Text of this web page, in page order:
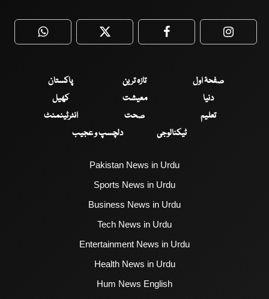
WhatsApp Twitter Facebook
صفحۂ اول تازہ ترین
پاکستان
دنیا
معیشت
کھیل
تعلیم
صحت
انٹرٹینمنٹ
ٹیکنالوجی
دلچسپ و عجیب
Pakistan News in Urdu
Sports News in Urdu
Business News in Urdu
Tech News in Urdu
Entertainment News in Urdu
Health News in Urdu
Hum News English